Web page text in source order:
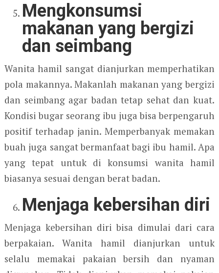
Mengkonsumsi
makanan yang bergizi
dan seimbang
Wanita hamil sangat dianjurkan memperhatikan
pola makannya. Makanlah makanan yang bergizi
dan seimbang agar badan tetap sehat dan kuat.
Kondisi bugar seorang ibu juga bisa berpengaruh
positif terhadap janin. Memperbanyak memakan
buah juga sangat bermanfaat bagi ibu hamil. Apa
yang tepat untuk di konsumsi wanita hamil
biasanya sesuai dengan berat badan.
Menjaga kebersihan diri
Menjaga kebersihan diri bisa dimulai dari cara
berpakaian. Wanita hamil dianjurkan untuk
selalu memakai pakaian bersih dan nyaman